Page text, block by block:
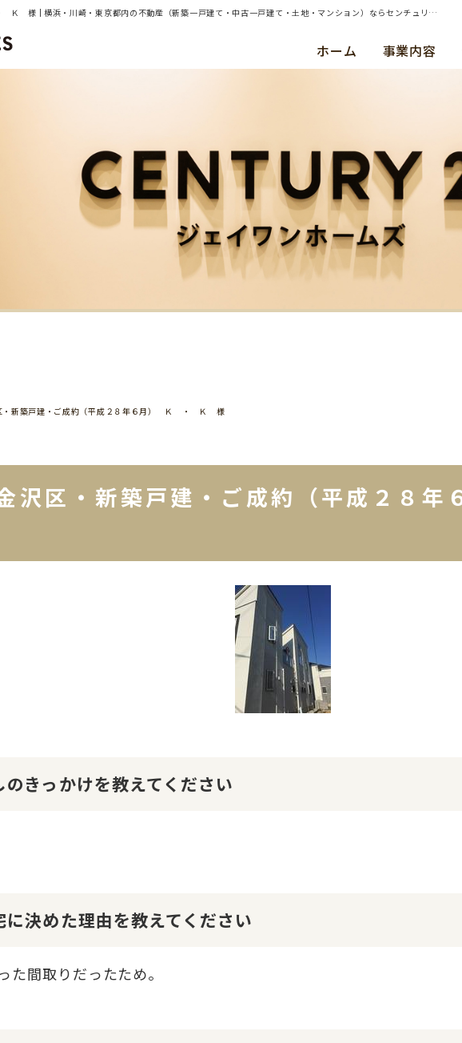
| 横浜市金沢区・新築戸建・ご成約（平成２８年６月） Ｋ ・ Ｋ 様 | 横浜・川崎・東京都内の不動産（新築一戸建て・中古一戸建て・土地・マンション）ならセンチュリー21ジェイワンホームズ
ホーム 事業内容
・新築戸建・ご成約（平成２８年６月） Ｋ ・ Ｋ 様
沢区・新築戸建・ご成約（平成２
きっかけを教えてください
決めた理由を教えてください
た間取りだったため。